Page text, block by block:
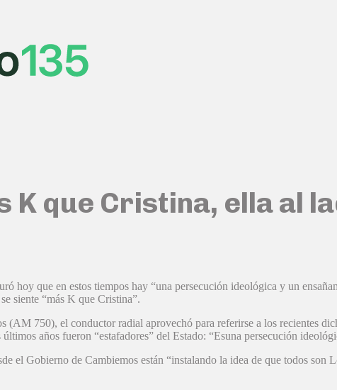
K que Cristina, ella al
hoy que en estos tiempos hay “una persecución ideológica y un
siente “más K que Cristina”.
(AM 750), el conductor radial aprovechó para referirse a los recientes
años fueron “estafadores” del Estado: “Esuna persecución
el Gobierno de Cambiemos están “instalando la idea de que todos